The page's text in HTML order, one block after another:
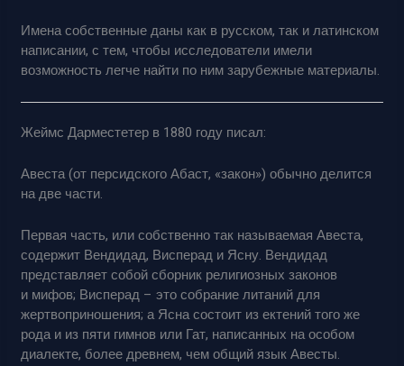
Имена собственные даны как в русском, так и латинском
написании, с тем, чтобы исследователи имели
возможность легче найти по ним зарубежные материалы.
Жеймс Дарместетер в 1880 году писал:
Авеста (от персидского Абаст, «закон») обычно делится
на две части.
Первая часть, или собственно так называемая Авеста,
содержит Вендидад, Висперад и Ясну. Вендидад
представляет собой сборник религиозных законов
и мифов; Висперад – это собрание литаний для
жертвоприношения; а Ясна состоит из ектений того же
рода и из пяти гимнов или Гат, написанных на особом
диалекте, более древнем, чем общий язык Авесты.